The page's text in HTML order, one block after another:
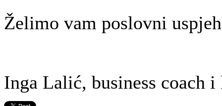
Želimo vam poslovni
Inga Lalić, business coach